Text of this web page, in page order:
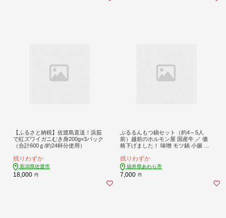
【ふるさと納税】佐渡島直送！浜茹
で紅ズワイガニむき身200g×3パック
（合計600ｇ/約24杯分使用）
残りわずか
新潟県佐渡市
18,000 円
ぷるるんもつ鍋セット（約4～5人
前）越前のホルモン屋 国産牛 ／ 価
格下げました！ 味噌 モツ鍋 小腸 ホ
つまみ 冷凍 [aw001-a005]
残りわずか
福井県あわら市
7,000 円